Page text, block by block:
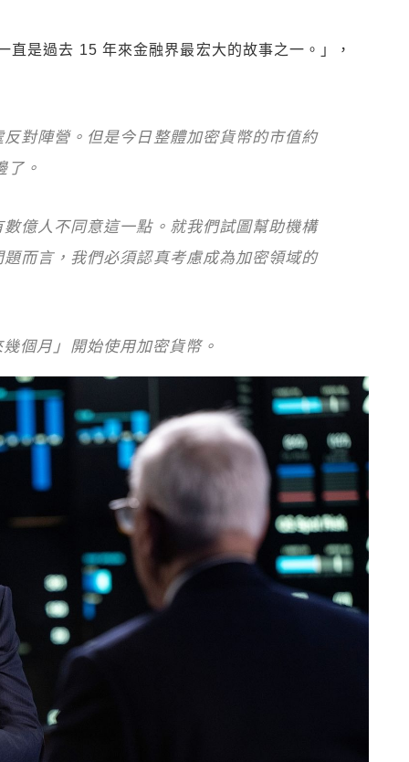
是過去 15 年來金融界最宏大的故事之一。」，
對陣營。但是今日整體加密貨幣的市值約
。
億人不同意這一點。就我們試圖幫助機構
而言，我們必須認真考慮成為加密領域的
個月」開始使用加密貨幣。